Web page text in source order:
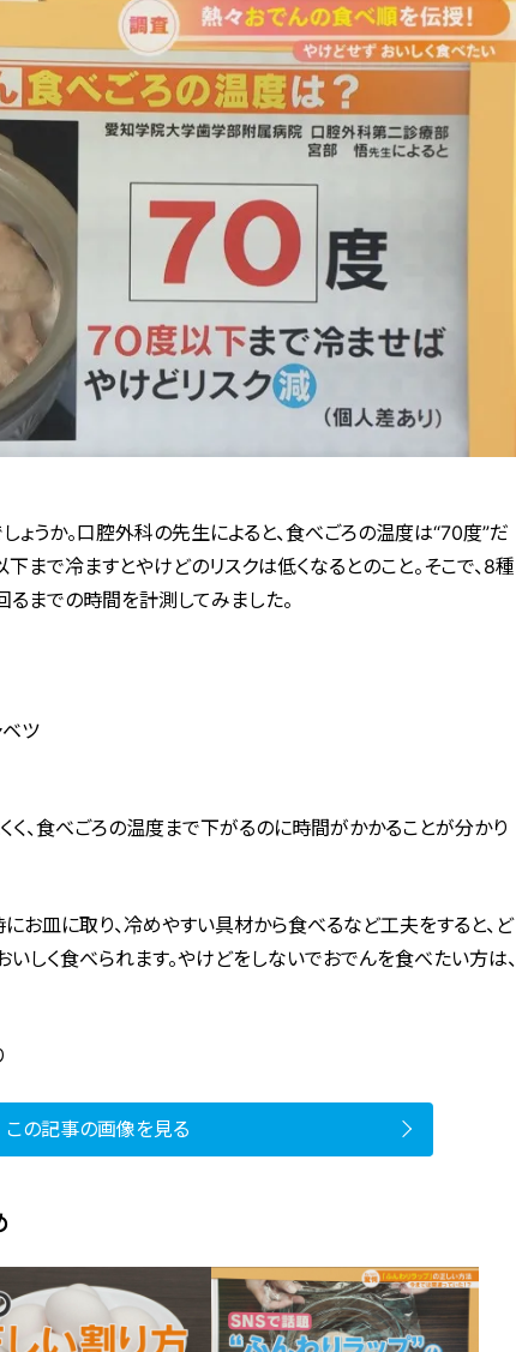
ょうか。口腔外科の先生によると、食べごろの温度は“70度”だ
まで冷ますとやけどのリスクは低くなるとのこと。そこで、8種
までの時間を計測してみました。
ツ
く、食べごろの温度まで下がるのに時間がかかることが分かり
お皿に取り、冷めやすい具材から食べるなど工夫をすると、ど
しく食べられます。やけどをしないでおでんを食べたい方は、
この記事の画像を見る